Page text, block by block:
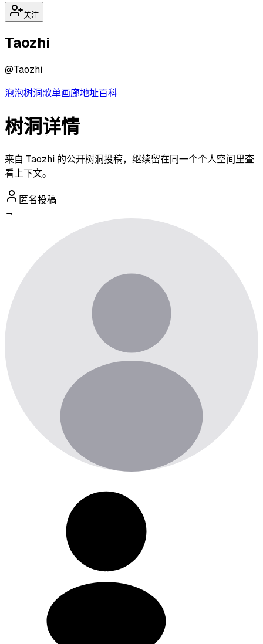
关注
Taozhi
@Taozhi
泡泡树洞歌单画廊地址百科
树洞详情
来自 Taozhi 的公开树洞投稿，继续留在同一个个人空间里查
看上下文。
匿名投稿
→